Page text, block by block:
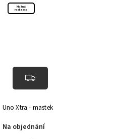
Možná
realizace
Uno Xtra - mastek
Na objednání